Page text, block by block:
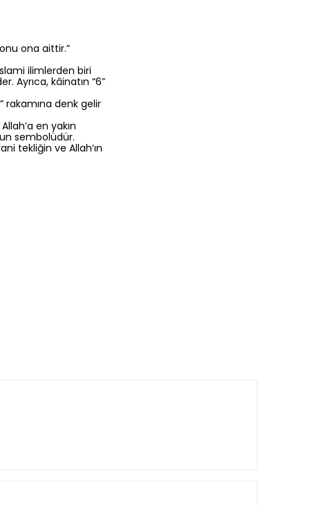
ona aittir.”
ilimlerden biri
Ayrıca, kâinatın “6”
rakamına denk gelir
en yakın
sembolüdür.
tekliğin ve Allah’ın